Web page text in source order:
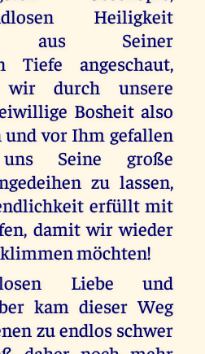
Heiligkeit
aus Seiner
Tiefe angeschaut,
durch unsere
Bosheit also
vor Ihm gefallen
Seine große
zu lassen,
erfüllt mit
damit wir wieder
möchten!
Liebe und
kam dieser Weg
zu endlos schwer